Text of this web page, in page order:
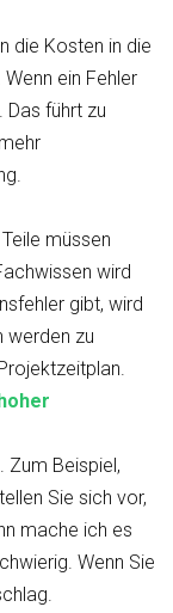
die Kosten in die
ein Fehler
führt zu
müssen
wird
gibt, wird
werden zu
Zum Beispiel,
Sie sich vor,
mache ich es
Wenn Sie